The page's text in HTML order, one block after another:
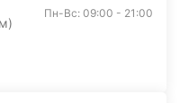
Пн-Вс: 09:00 - 21:00